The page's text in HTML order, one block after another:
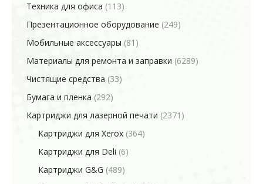
Техника для офиса (113)
Презентационное оборудование (249)
Мобильные аксессуары (81)
Материалы для ремонта и заправки (6289)
Чистящие средства (33)
Бумага и пленка (292)
Картриджи для лазерной печати (2371)
Картриджи для Xerox (364)
Картриджи для Deli (6)
Картриджи G&G (489)